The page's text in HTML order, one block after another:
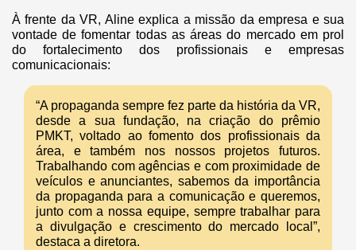
À frente da VR, Aline explica a missão da empresa e sua
vontade de fomentar todas as áreas do mercado em prol
do fortalecimento dos profissionais e empresas
comunicacionais:
“A propaganda sempre fez parte da história da VR,
desde a sua fundação, na criação do prêmio
PMKT, voltado ao fomento dos profissionais da
área, e também nos nossos projetos futuros.
Trabalhando com agências e com proximidade de
veículos e anunciantes, sabemos da importância
da propaganda para a comunicação e queremos,
junto com a nossa equipe, sempre trabalhar para
a divulgação e crescimento do mercado local”,
destaca a diretora.